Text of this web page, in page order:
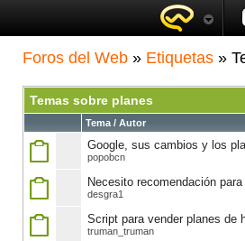
Foros del Web » Etiquetas »
Temas sobre planes
Tema / Autor
Google, sus cambios y los
popobcn
Necesito recomendación
desgra1
Script para vender planes de
truman_truman